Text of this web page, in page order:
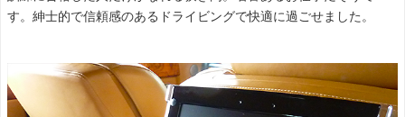
す。紳士的で信頼感のあるドライビングで快適に過ごせました。